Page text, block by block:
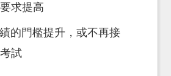
求提高
的門檻提升，或不再接
試